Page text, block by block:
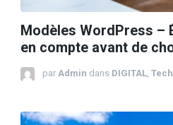
Modèles WordPress –
en compte avant de
par Admin dans DIGITAL, Tech